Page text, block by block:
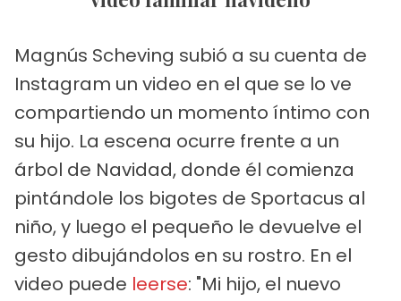
Magnús Scheving subió a su cuenta de
Instagram un video en el que se lo ve
compartiendo un momento íntimo con
su hijo. La escena ocurre frente a un
árbol de Navidad, donde él comienza
pintándole los bigotes de Sportacus al
niño, y luego el pequeño le devuelve el
gesto dibujándolos en su rostro. En el
video puede leerse: "Mi hijo, el nuevo